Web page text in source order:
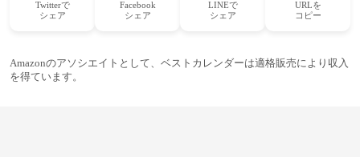
Twitterで
シェア
Facebook
シェア
LINEで
シェア
URLを
コピー
Amazonのアソシエイトとして、ベストカレンダーは適格販売により収入
を得ています。